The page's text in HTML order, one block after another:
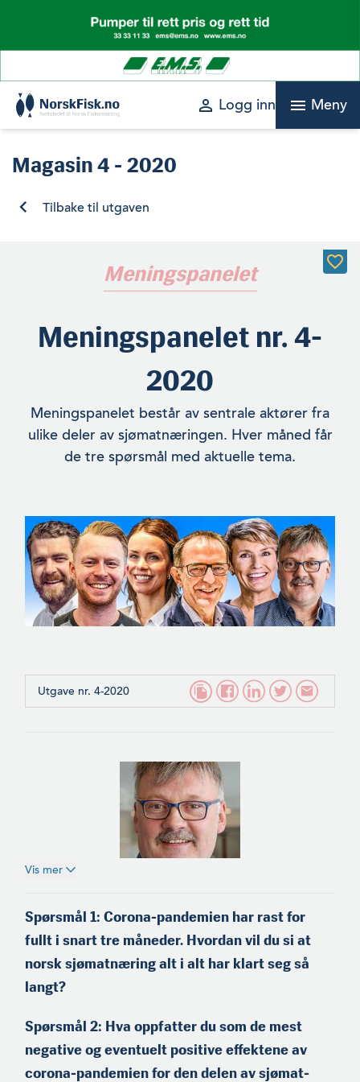
content
perm_identity Logg inn menu Meny
Magasin4 - 2020
Tilbake til utgaven
Meningspanelet
Meningspanelet nr. 4-
2020
Meningspanelet består av sentrale aktører fra
ulike deler av sjømatnæringen. Hver måned får
de tre spørsmål med aktuelle tema.
Utgave nr. 4-2020
(f.1965) er fra Meløy på
Helgeland og medeier og
skipper på kystnotbåten
«Einar Erlend». Han er
tidli­gere styreleder i
Vis mer
Spørsmål 1: Corona-pandemien har rast for
fullt i snart tre måneder. Hvordan vil du si at
norsk sjømatnæring alt i alt har klart seg så
langt?
Spørsmål 2: Hva oppfatter du som de mest
negative og eventuelt positive effektene av
corona-pandemien for den delen av sjømat­